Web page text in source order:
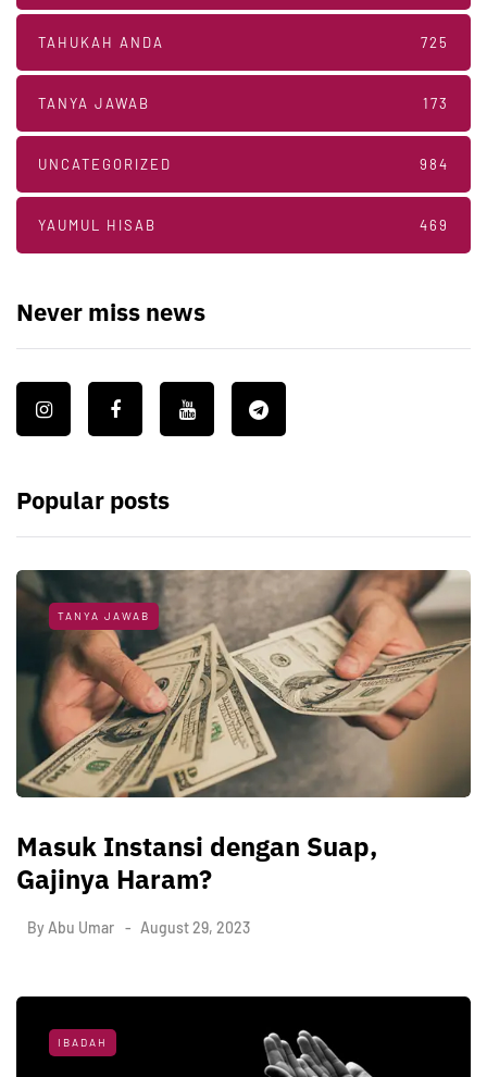
TAHUKAH ANDA 725
TANYA JAWAB 173
UNCATEGORIZED 984
YAUMUL HISAB 469
Never miss news
Popular posts
TANYA JAWAB
Masuk Instansi dengan Suap,
Gajinya Haram?
By Abu Umar August 29, 2023
IBADAH